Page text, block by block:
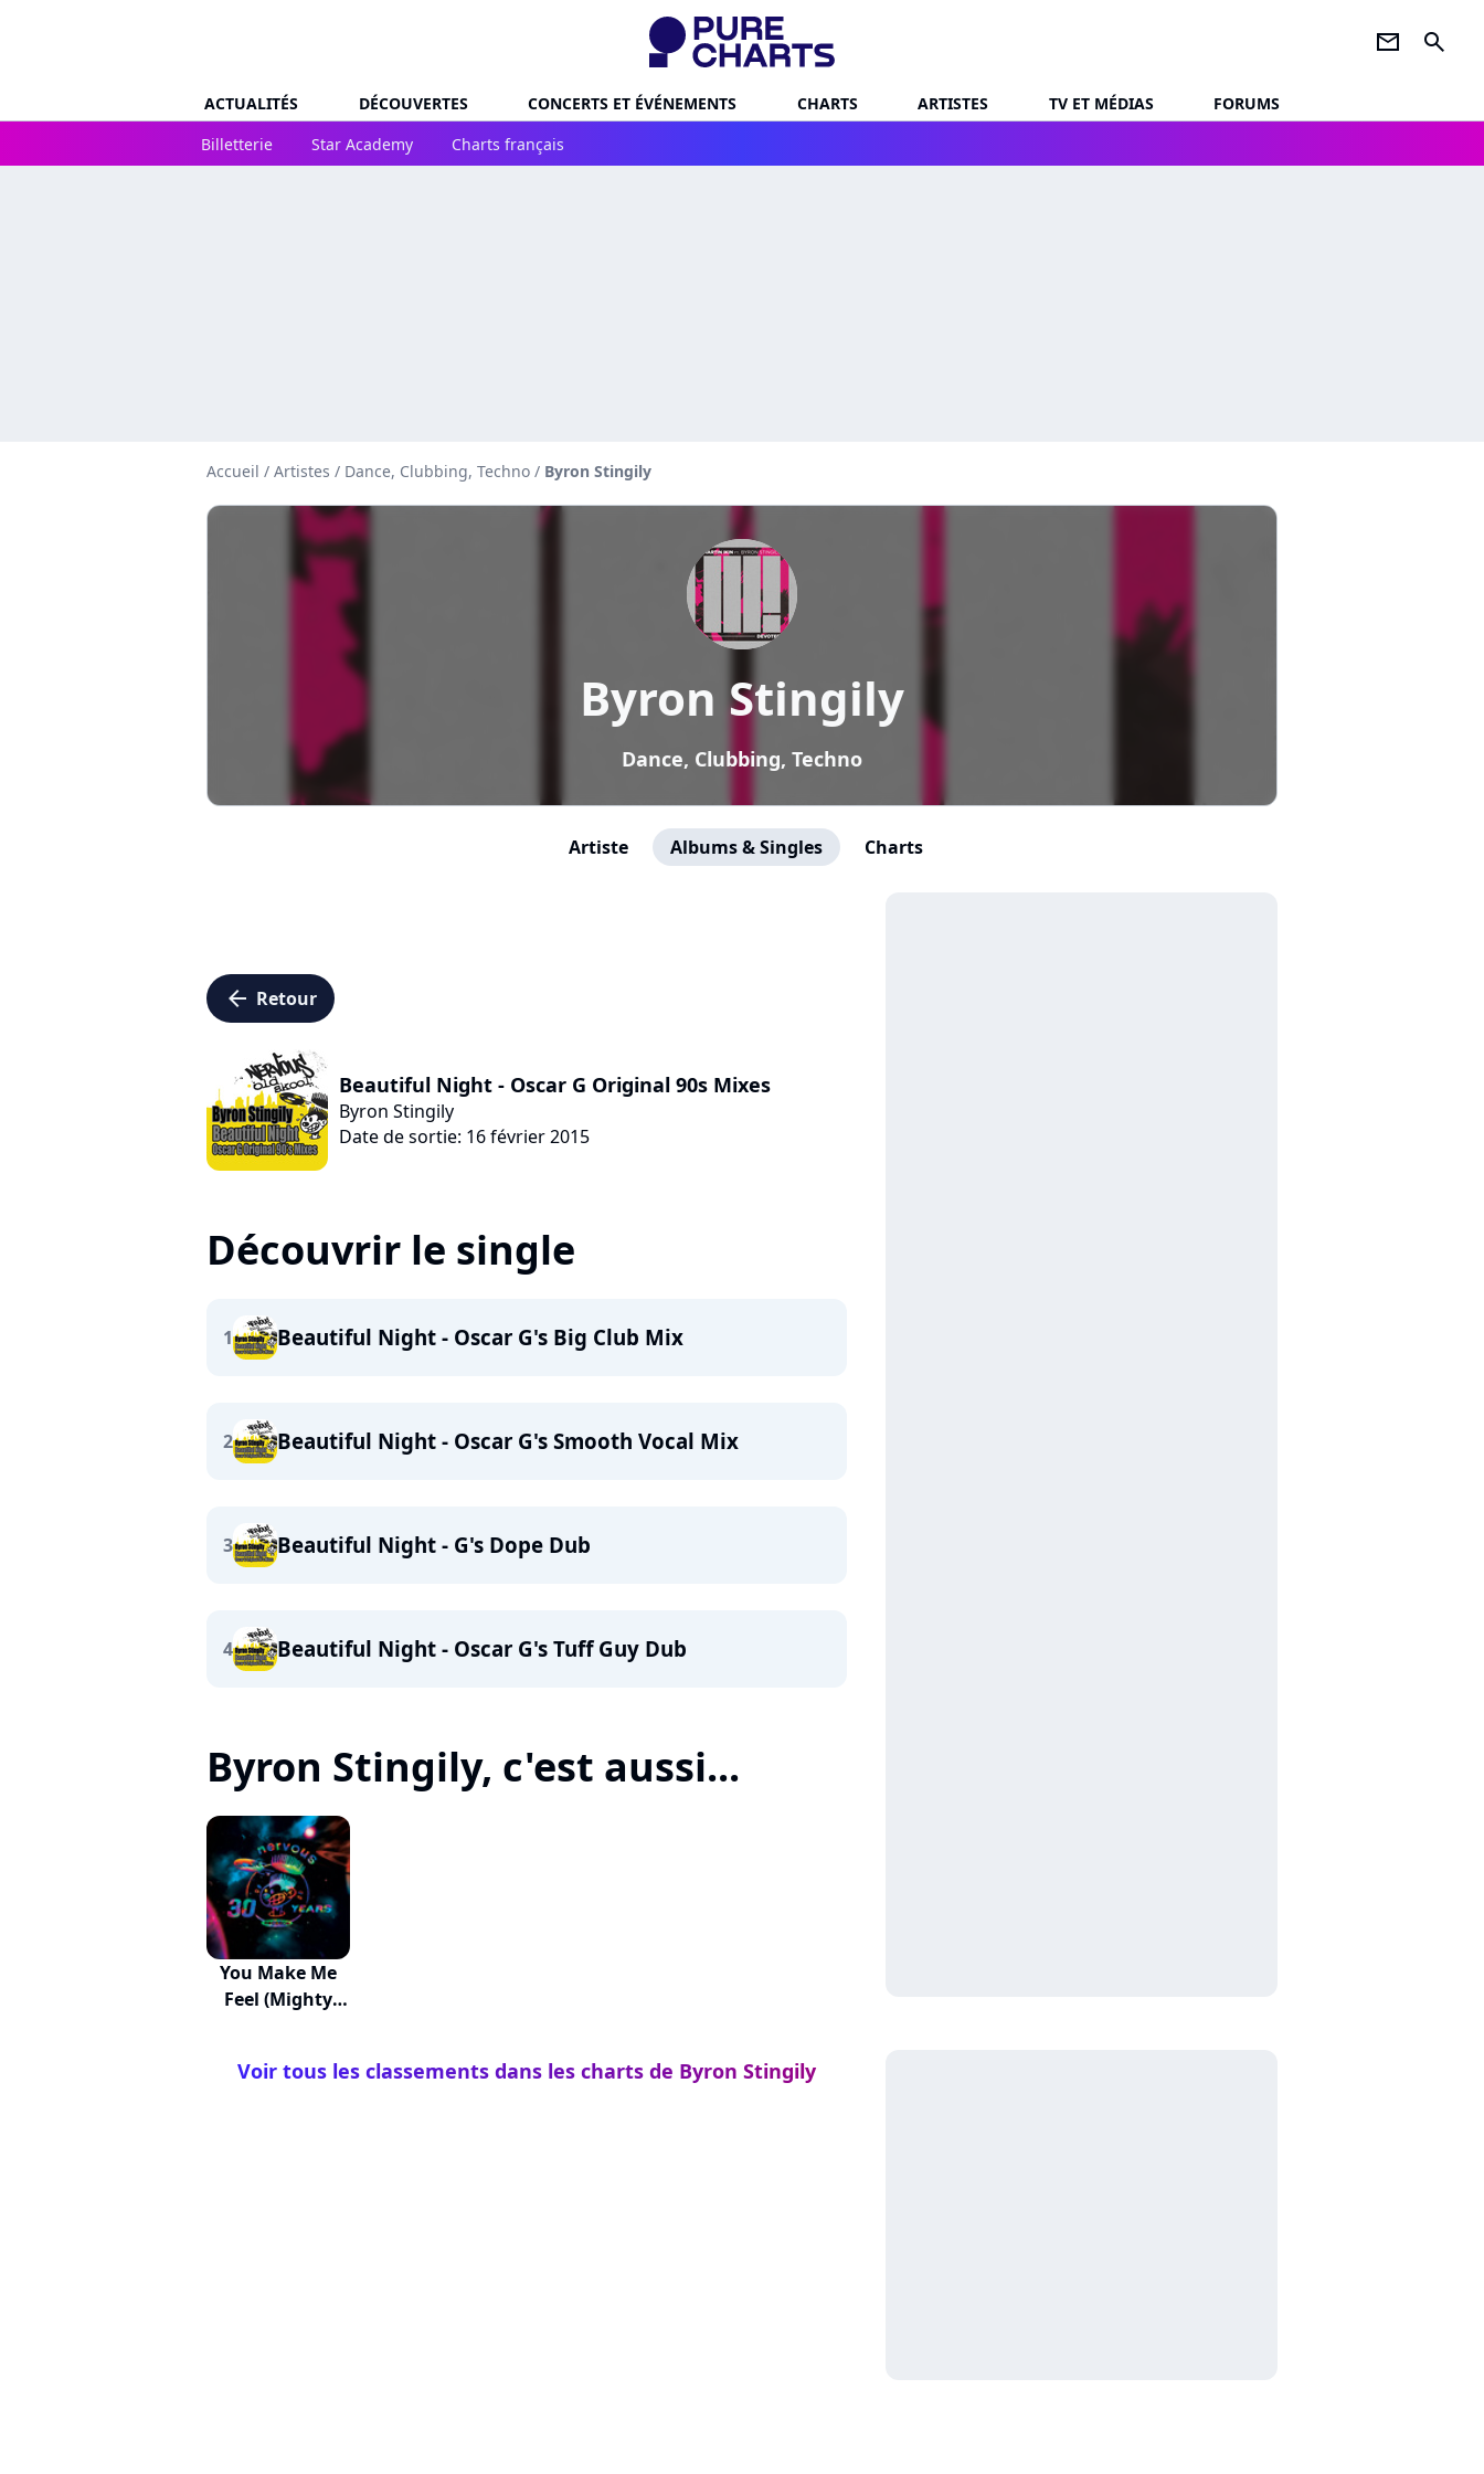
newsletter search
ACTUALITÉS DÉCOUVERTES CONCERTS ET ÉVÉNEMENTS CHARTS ARTISTES TV ET MÉDIAS
FORUMS
Billetterie
Star Academy Charts français
Accueil / Artistes / Dance, Clubbing, Techno / Byron Stingily
Byron Stingily
Dance, Clubbing, Techno
Artiste Albums & Singles Charts
arrow_left Retour
Beautiful Night - Oscar G Original 90s Mixes
Byron Stingily
Date de sortie: 16 février 2015
Découvrir le single
1 Beautiful Night - Oscar G's Big Club Mix
2 Beautiful Night - Oscar G's Smooth Vocal Mix
3 Beautiful Night - G's Dope Dub
4 Beautiful Night - Oscar G's Tuff Guy Dub
Byron Stingily, c'est aussi...
You Make Me
Feel (Mighty
Voir tous les classements dans les charts de Byron Stingily